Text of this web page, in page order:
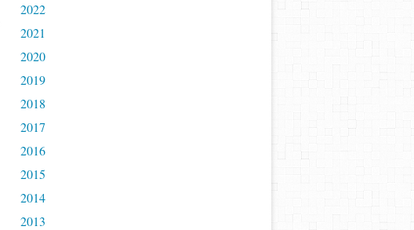
2022
2021
2020
2019
2018
2017
2016
2015
2014
2013